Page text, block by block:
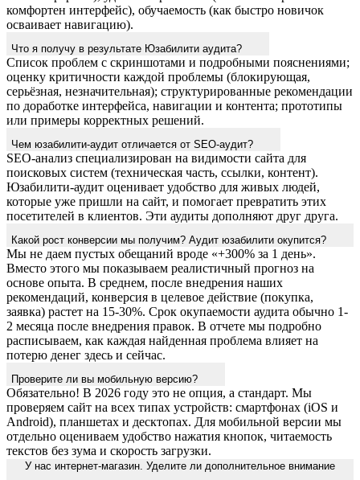
комфортен интерфейс), обучаемость (как быстро новичок
осваивает навигацию).
Что я получу в результате Юзабилити аудита?
Список проблем с скриншотами и подробными пояснениями;
оценку критичности каждой проблемы (блокирующая,
серьёзная, незначительная); структурированные рекомендации
по доработке интерфейса, навигации и контента; прототипы
или примеры корректных решений.
Чем юзабилити-аудит отличается от SEO-аудит?
SEO-анализ специализирован на видимости сайта для
поисковых систем (техническая часть, ссылки, контент).
Юзабилити-аудит оценивает удобство для живых людей,
которые уже пришли на сайт, и помогает превратить этих
посетителей в клиентов. Эти аудиты дополняют друг друга.
Какой рост конверсии мы получим? Аудит юзабилити окупится?
Мы не даем пустых обещаний вроде «+300% за 1 день».
Вместо этого мы показываем реалистичный прогноз на
основе опыта. В среднем, после внедрения наших
рекомендаций, конверсия в целевое действие (покупка,
заявка) растет на 15-30%. Срок окупаемости аудита обычно 1-
2 месяца после внедрения правок. В отчете мы подробно
расписываем, как каждая найденная проблема влияет на
потерю денег здесь и сейчас.
Проверите ли вы мобильную версию?
Обязательно! В 2026 году это не опция, а стандарт. Мы
проверяем сайт на всех типах устройств: смартфонах (iOS и
Android), планшетах и десктопах. Для мобильной версии мы
отдельно оцениваем удобство нажатия кнопок, читаемость
текстов без зума и скорость загрузки.
У нас интернет-магазин. Уделите ли дополнительное внимание